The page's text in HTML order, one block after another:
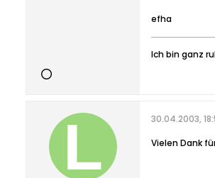
efha
Ich bin ganz
30.04.2003,
Vielen Dank